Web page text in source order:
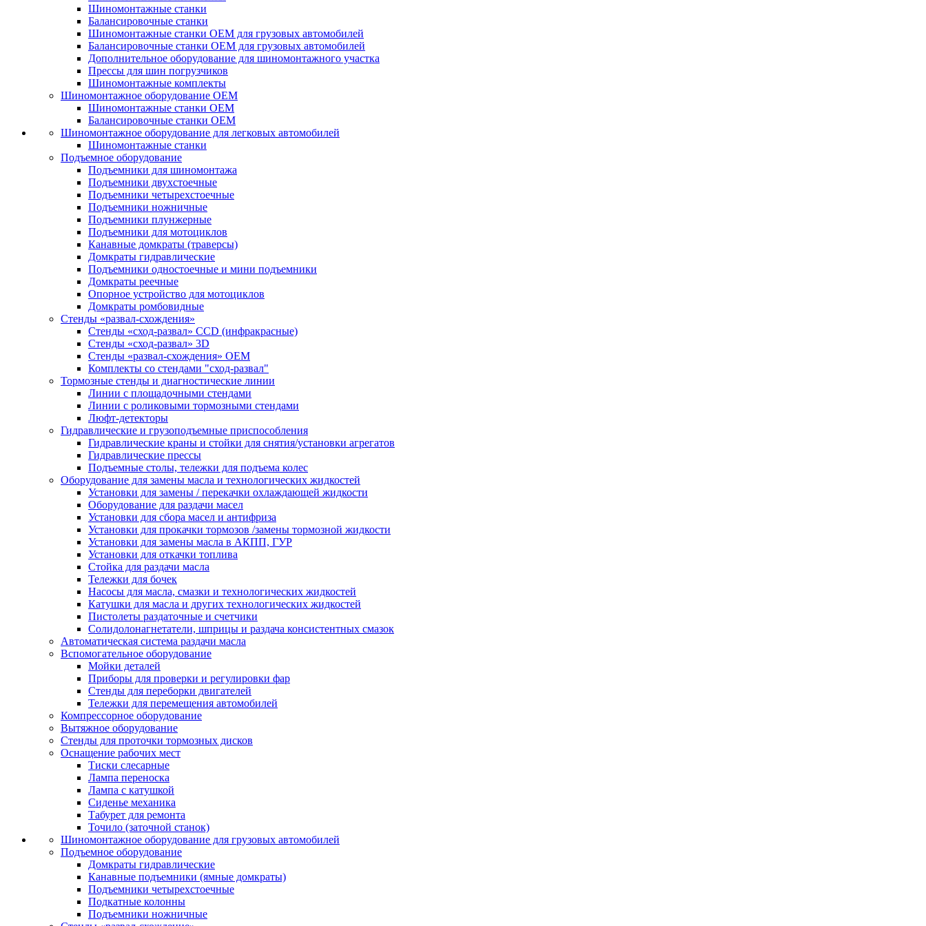
Шиномонтажные станки
Балансировочные станки
Шиномонтажные станки ОЕМ для грузовых автомобилей
Балансировочные станки ОЕМ для грузовых автомобилей
Дополнительное оборудование для шиномонтажного участка
Прессы для шин погрузчиков
Шиномонтажные комплекты
Шиномонтажное оборудование ОЕМ
Шиномонтажные станки ОЕМ
Балансировочные станки ОЕМ
Шиномонтажное оборудование для легковых автомобилей
Шиномонтажные станки
Подъемное оборудование
Подъемники для шиномонтажа
Подъемники двухстоечные
Подъемники четырехстоечные
Подъемники ножничные
Подъемники плунжерные
Подъемники для мотоциклов
Канавные домкраты (траверсы)
Домкраты гидравлические
Подъемники одностоечные и мини подъемники
Домкраты реечные
Опорное устройство для мотоциклов
Домкраты ромбовидные
Стенды «развал-схождения»
Стенды «сход-развал» CCD (инфракрасные)
Стенды «сход-развал» 3D
Стенды «развал-схождения» ОЕМ
Комплекты со стендами "сход-развал"
Тормозные стенды и диагностические линии
Линии с площадочными стендами
Линии с роликовыми тормозными стендами
Люфт-детекторы
Гидравлические и грузоподъемные приспособления
Гидравлические краны и стойки для снятия/установки агрегатов
Гидравлические прессы
Подъемные столы, тележки для подъема колес
Оборудование для замены масла и технологических жидкостей
Установки для замены / перекачки охлаждающей жидкости
Оборудование для раздачи масел
Установки для сбора масел и антифриза
Установки для прокачки тормозов /замены тормозной жидкости
Установки для замены масла в АКПП, ГУР
Установки для откачки топлива
Стойка для раздачи масла
Тележки для бочек
Насосы для масла, смазки и технологических жидкостей
Катушки для масла и других технологических жидкостей
Пистолеты раздаточные и счетчики
Солидолонагнетатели, шприцы и раздача консистентных смазок
Автоматическая система раздачи масла
Вспомогательное оборудование
Мойки деталей
Приборы для проверки и регулировки фар
Стенды для переборки двигателей
Тележки для перемещения автомобилей
Компрессорное оборудование
Вытяжное оборудование
Стенды для проточки тормозных дисков
Оснащение рабочих мест
Тиски слесарные
Лампа переноска
Лампа с катушкой
Сиденье механика
Табурет для ремонта
Точило (заточной станок)
Шиномонтажное оборудование для грузовых автомобилей
Подъемное оборудование
Домкраты гидравлические
Канавные подъемники (ямные домкраты)
Подъемники четырехстоечные
Подкатные колонны
Подъемники ножничные